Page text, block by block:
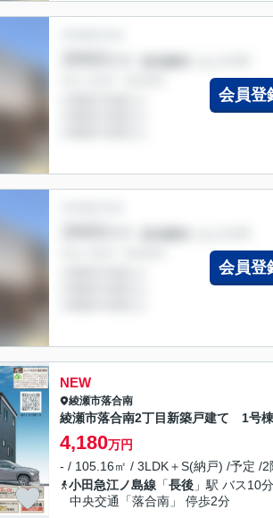
会員登
会員登
NEW
綾瀬市落合南
綾瀬市落合南2丁目新築戸建て 1号棟
4,180万円
- / 105.16㎡ / 3LDK＋S(納戸) /予定 /2
小田急江ノ島線 「長後 」駅 バス10
中央交通「落合南」 停歩2分